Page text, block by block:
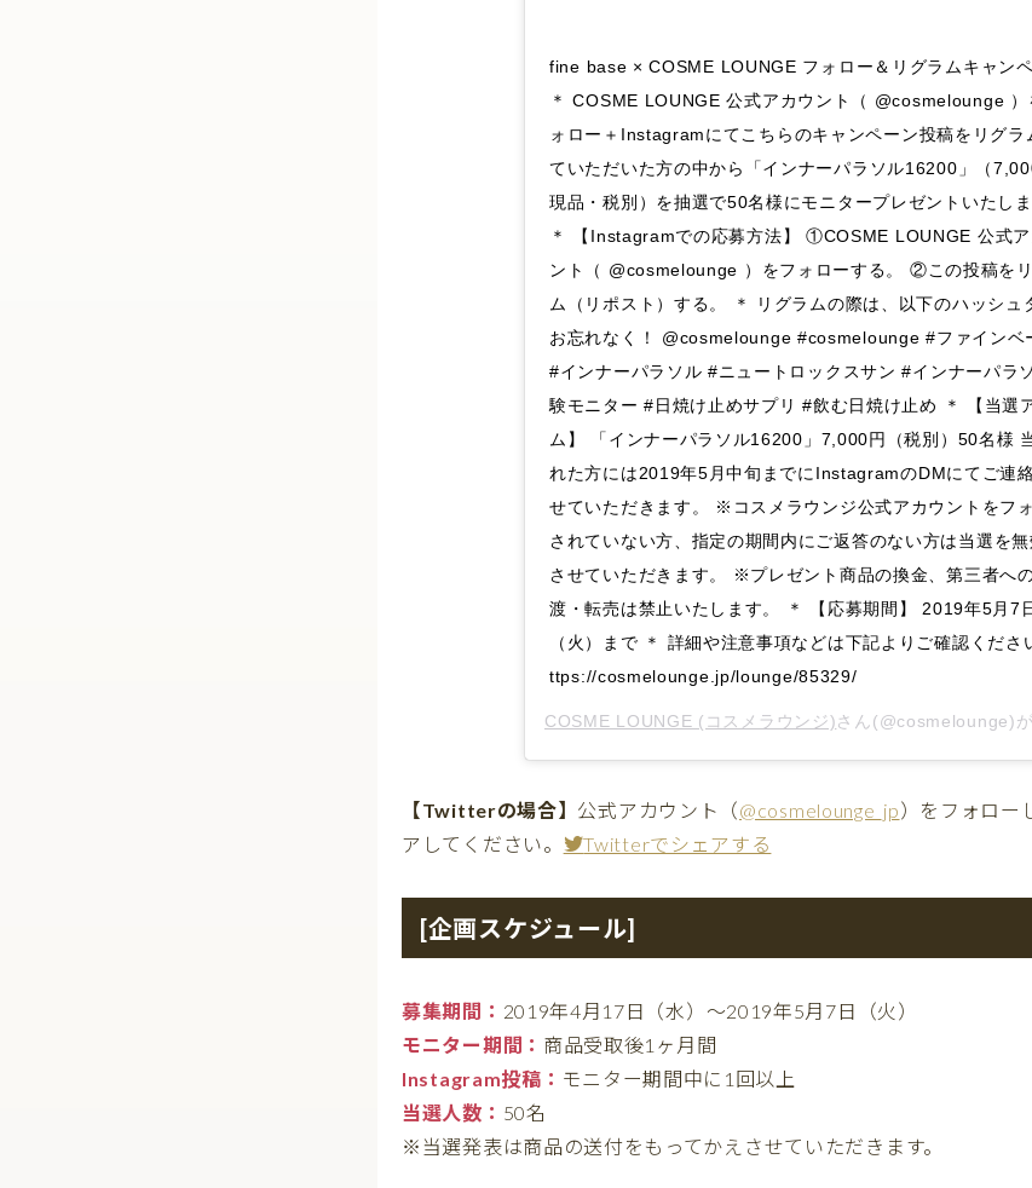
fine base × COSME LOUNGE フォロー＆リグラムキャン
＊ COSME LOUNGE 公式アカウント（ @cosmelounge ）
ォロー＋Instagramにてこちらのキャンペーン投稿をリグラ
ていただいた方の中から「インナーパラソル16200」（
現品・税別）を抽選で50名様にモニタープレゼントいたしま
＊ 【Instagramでの応募方法】 ①COSME LOUNGE 公式ア
ント（ @cosmelounge ）をフォローする。 ②この投稿を
ム（リポスト）する。 ＊ リグラムの際は、以下のハッシュ
お忘れなく！ @cosmelounge #cosmelounge #ファインベ
#インナーパラソル #ニュートロックスサン #インナーパラ
験モニター #日焼け止めサプリ #飲む日焼け止め ＊ 【当選
ム】 「インナーパラソル16200」7,000円（税別）50名様
れた方には2019年5月中旬までにInstagramのDMにてご連
せていただきます。 ※コスメラウンジ公式アカウントをフ
されていない方、指定の期間内にご返答のない方は当選を無
させていただきます。 ※プレゼント商品の換金、第三者へ
渡・転売は禁止いたします。 ＊ 【応募期間】 2019年5月7
（火）まで ＊ 詳細や注意事項などは下記よりご確認くださ
ttps://cosmelounge.jp/lounge/85329/
COSME LOUNGE (コスメラウンジ)さん(@cosmelounge)がシェアした投
【Twitterの場合】 公式アカウント（@cosmelounge_jp）をフォロー
アしてください。
Twitterでシェアする
[企画スケジュール]
募集期間： 2019年4月17日（水）～2019年5月7日（火）
モニター期間： 商品受取後1ヶ月間
Instagram投稿： モニター期間中に1回以上
当選人数： 50名
※当選発表は商品の送付をもってかえさせていただきます。